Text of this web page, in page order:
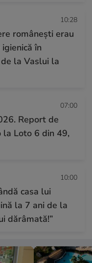
10:28
românești erau
în
la Vaslui la
07:00
Report de
la Loto 6 din 49,
10:00
casa lui
la 7 ani de la
dărâmată!”